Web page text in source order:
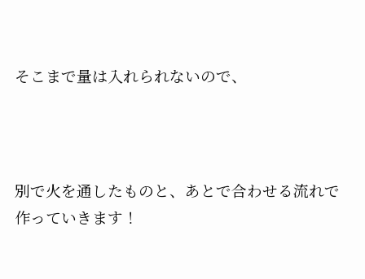
そこまで量は入れられないので、
別で火を通したものと、あとで合わせる流れで
作っていきます！